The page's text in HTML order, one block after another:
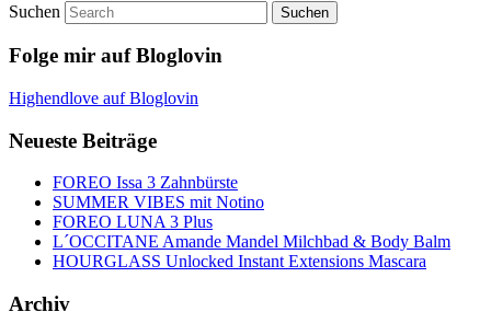
Suchen
Folge mir auf Bloglovin
Highendlove auf Bloglovin
Neueste Beiträge
FOREO Issa 3 Zahnbürste
SUMMER VIBES mit Notino
FOREO LUNA 3 Plus
L´OCCITANE Amande Mandel Milchbad & Body Balm
HOURGLASS Unlocked Instant Extensions Mascara
Archiv